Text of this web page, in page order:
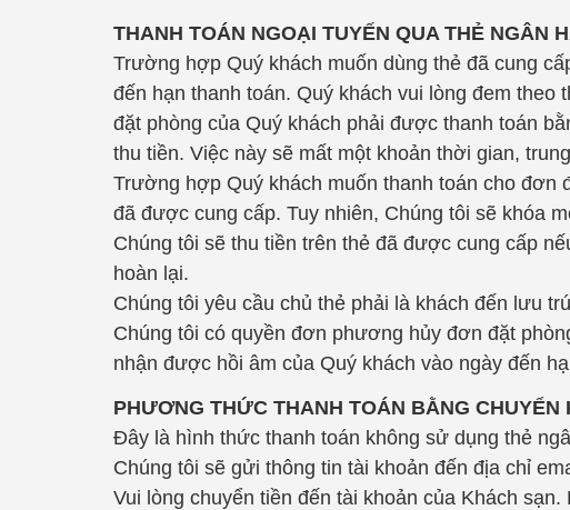
THANH TOÁN NGOẠI TUYẾN QUA THẺ NGÂN
Trường hợp Quý khách muốn dùng thẻ đã cung
đến hạn thanh toán. Quý khách vui lòng đem
đặt phòng của Quý khách phải được thanh toán
thu tiền. Việc này sẽ mất một khoản thời gian,
Trường hợp Quý khách muốn thanh toán cho đơn
đã được cung cấp. Tuy nhiên, Chúng tôi sẽ khóa
Chúng tôi sẽ thu tiền trên thẻ đã được cung cấp
hoàn lại.
Chúng tôi yêu cầu chủ thẻ phải là khách đến lưu
Chúng tôi có quyền đơn phương hủy đơn đặt
nhận được hồi âm của Quý khách vào ngày đến
PHƯƠNG THỨC THANH TOÁN BẰNG CHUYỂN
Đây là hình thức thanh toán không sử dụng thẻ
Chúng tôi sẽ gửi thông tin tài khoản đến địa chỉ
Vui lòng chuyển tiền đến tài khoản của Khách